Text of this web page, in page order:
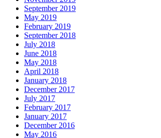
September 2019
May 2019
February 2019
September 2018
July 2018
June 2018
May 2018
April 2018
January 2018
December 2017
July 2017
February 2017
January 2017
December 2016
May 2016